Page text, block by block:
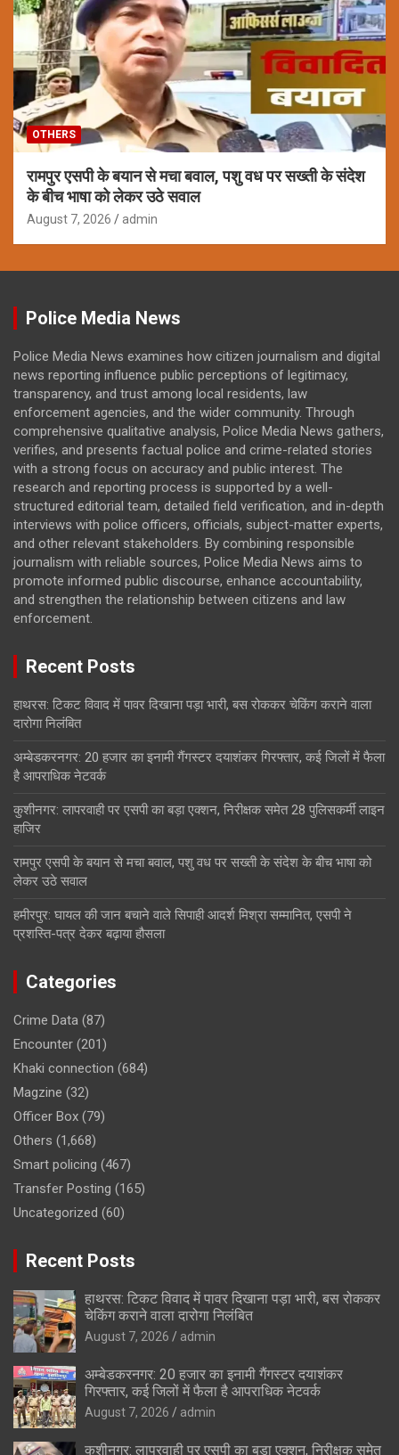
OTHERS
रामपुर एसपी के बयान से मचा बवाल, पशु वध पर सख्ती के संदेश
के बीच भाषा को लेकर उठे सवाल
August 7, 2026 admin
Police Media News
Police Media News examines how citizen journalism and digital
news reporting influence public perceptions of legitimacy,
transparency, and trust among local residents, law
enforcement agencies, and the wider community. Through
comprehensive qualitative analysis, Police Media News gathers,
verifies, and presents factual police and crime-related stories
with a strong focus on accuracy and public interest. The
research and reporting process is supported by a well-
structured editorial team, detailed field verification, and in-depth
interviews with police officers, officials, subject-matter experts,
and other relevant stakeholders. By combining responsible
journalism with reliable sources, Police Media News aims to
promote informed public discourse, enhance accountability,
and strengthen the relationship between citizens and law
enforcement.
Recent Posts
हाथरस: टिकट विवाद में पावर दिखाना पड़ा भारी, बस रोककर चेकिंग कराने वाला
दारोगा निलंबित
अम्बेडकरनगर: 20 हजार का इनामी गैंगस्टर दयाशंकर गिरफ्तार, कई जिलों में फैला
है आपराधिक नेटवर्क
कुशीनगर: लापरवाही पर एसपी का बड़ा एक्शन, निरीक्षक समेत 28 पुलिसकर्मी लाइन
हाजिर
रामपुर एसपी के बयान से मचा बवाल, पशु वध पर सख्ती के संदेश के बीच भाषा को
लेकर उठे सवाल
हमीरपुर: घायल की जान बचाने वाले सिपाही आदर्श मिश्रा सम्मानित, एसपी ने
प्रशस्ति-पत्र देकर बढ़ाया हौसला
Categories
Crime Data (87)
Encounter (201)
Khaki connection (684)
Magzine (32)
Officer Box (79)
Others (1,668)
Smart policing (467)
Transfer Posting (165)
Uncategorized (60)
Recent Posts
हाथरस: टिकट विवाद में पावर दिखाना पड़ा भारी, बस रोककर
चेकिंग कराने वाला दारोगा निलंबित
August 7, 2026 admin
अम्बेडकरनगर: 20 हजार का इनामी गैंगस्टर दयाशंकर
गिरफ्तार, कई जिलों में फैला है आपराधिक नेटवर्क
August 7, 2026 admin
कुशीनगर: लापरवाही पर एसपी का बड़ा एक्शन, निरीक्षक समेत